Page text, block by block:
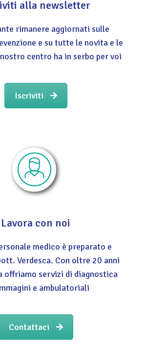
alla newsletter
rimanere aggiornati sulle
e su tutte le novita e le
centro ha in serbo per voi
Iscriviti
Lavora con noi
medico è preparato e
Verdesca. Con oltre 20 anni
offriamo servizi di diagnostica
e ambulatoriali
Contattaci